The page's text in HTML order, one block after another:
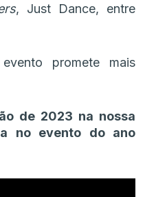
, Just Dance, entre
promete mais
de 2023 na nossa
no evento do ano